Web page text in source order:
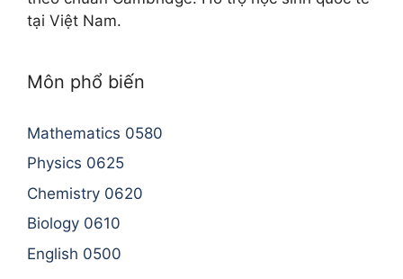
tại Việt Nam.
Môn phổ biến
Mathematics 0580
Physics 0625
Chemistry 0620
Biology 0610
English 0500